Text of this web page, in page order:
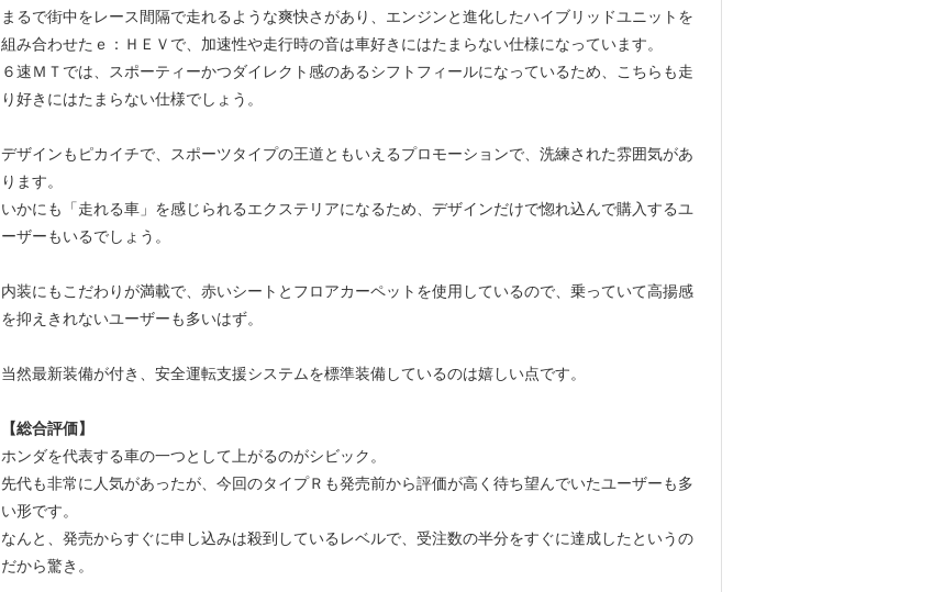
まるで街中をレース間隔で走れるような爽快さがあり、エンジンと進化したハイブリッドユニットを
組み合わせたｅ：ＨＥＶで、加速性や走行時の音は車好きにはたまらない仕様になっています。
６速ＭＴでは、スポーティーかつダイレクト感のあるシフトフィールになっているため、こちらも走
り好きにはたまらない仕様でしょう。
デザインもピカイチで、スポーツタイプの王道ともいえるプロモーションで、洗練された雰囲気があ
ります。
いかにも「走れる車」を感じられるエクステリアになるため、デザインだけで惚れ込んで購入するユ
ーザーもいるでしょう。
内装にもこだわりが満載で、赤いシートとフロアカーペットを使用しているので、乗っていて高揚感
を抑えきれないユーザーも多いはず。
当然最新装備が付き、安全運転支援システムを標準装備しているのは嬉しい点です。
【総合評価】
ホンダを代表する車の一つとして上がるのがシビック。
先代も非常に人気があったが、今回のタイプＲも発売前から評価が高く待ち望んでいたユーザーも多
い形です。
なんと、発売からすぐに申し込みは殺到しているレベルで、受注数の半分をすぐに達成したというの
だから驚き。